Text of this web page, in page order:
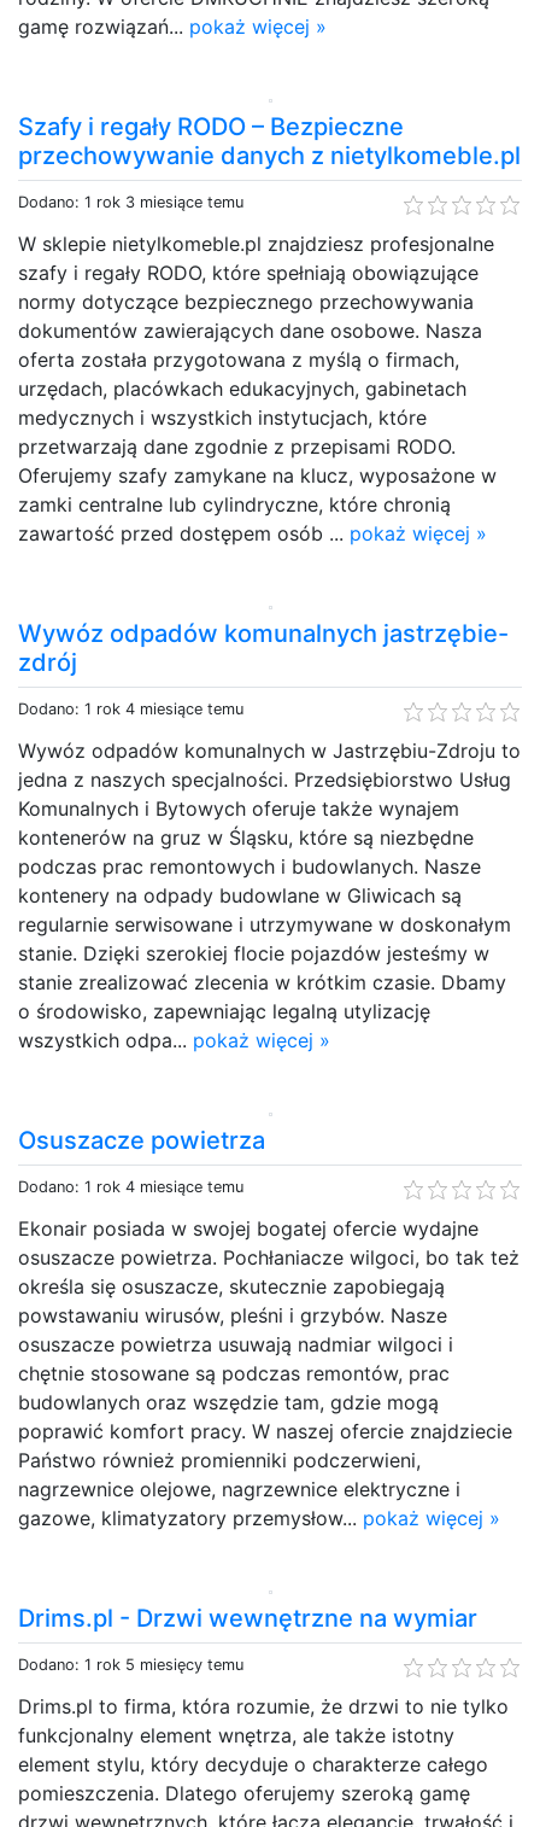
gamę rozwiązań... pokaż więcej »
Szafy i regały RODO – Bezpieczne
przechowywanie danych z nietylkomeble.pl
Dodano: 1 rok 3 miesiące temu
W sklepie nietylkomeble.pl znajdziesz profesjonalne
szafy i regały RODO, które spełniają obowiązujące
normy dotyczące bezpiecznego przechowywania
dokumentów zawierających dane osobowe. Nasza
oferta została przygotowana z myślą o firmach,
urzędach, placówkach edukacyjnych, gabinetach
medycznych i wszystkich instytucjach, które
przetwarzają dane zgodnie z przepisami RODO.
Oferujemy szafy zamykane na klucz, wyposażone w
zamki centralne lub cylindryczne, które chronią
zawartość przed dostępem osób ... pokaż więcej »
Wywóz odpadów komunalnych jastrzębie-
zdrój
Dodano: 1 rok 4 miesiące temu
Wywóz odpadów komunalnych w Jastrzębiu-Zdroju to
jedna z naszych specjalności. Przedsiębiorstwo Usług
Komunalnych i Bytowych oferuje także wynajem
kontenerów na gruz w Śląsku, które są niezbędne
podczas prac remontowych i budowlanych. Nasze
kontenery na odpady budowlane w Gliwicach są
regularnie serwisowane i utrzymywane w doskonałym
stanie. Dzięki szerokiej flocie pojazdów jesteśmy w
stanie zrealizować zlecenia w krótkim czasie. Dbamy
o środowisko, zapewniając legalną utylizację
wszystkich odpa... pokaż więcej »
Osuszacze powietrza
Dodano: 1 rok 4 miesiące temu
Ekonair posiada w swojej bogatej ofercie wydajne
osuszacze powietrza. Pochłaniacze wilgoci, bo tak też
określa się osuszacze, skutecznie zapobiegają
powstawaniu wirusów, pleśni i grzybów. Nasze
osuszacze powietrza usuwają nadmiar wilgoci i
chętnie stosowane są podczas remontów, prac
budowlanych oraz wszędzie tam, gdzie mogą
poprawić komfort pracy. W naszej ofercie znajdziecie
Państwo również promienniki podczerwieni,
nagrzewnice olejowe, nagrzewnice elektryczne i
gazowe, klimatyzatory przemysłow... pokaż więcej »
Drims.pl - Drzwi wewnętrzne na wymiar
Dodano: 1 rok 5 miesięcy temu
Drims.pl to firma, która rozumie, że drzwi to nie tylko
funkcjonalny element wnętrza, ale także istotny
element stylu, który decyduje o charakterze całego
pomieszczenia. Dlatego oferujemy szeroką gamę
drzwi wewnętrznych, które łączą elegancję, trwałość i